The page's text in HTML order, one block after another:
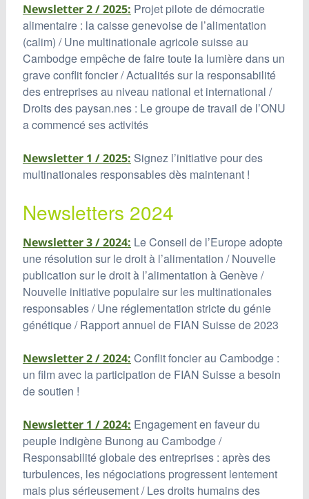
Newsletter 2 / 2025: Projet pilote de démocratie
alimentaire : la caisse genevoise de l’alimentation
(calim) / Une multinationale agricole suisse au
Cambodge empêche de faire toute la lumière dans un
grave conflit foncier / Actualités sur la responsabilité
des entreprises au niveau national et international /
Droits des paysan.nes : Le groupe de travail de l’ONU
a commencé ses activités
Newsletter 1 / 2025: Signez l’initiative pour des
multinationales responsables dès maintenant !
Newsletters 2024
Newsletter 3 / 2024: Le Conseil de l’Europe adopte
une résolution sur le droit à l’alimentation / Nouvelle
publication sur le droit à l’alimentation à Genève /
Nouvelle initiative populaire sur les multinationales
responsables / Une réglementation stricte du génie
génétique / Rapport annuel de FIAN Suisse de 2023
Newsletter 2 / 2024: Conflit foncier au Cambodge :
un film avec la participation de FIAN Suisse a besoin
de soutien !
Newsletter 1 / 2024: Engagement en faveur du
peuple indigène Bunong au Cambodge /
Responsabilité globale des entreprises : après des
turbulences, les négociations progressent lentement
mais plus sérieusement / Les droits humains des